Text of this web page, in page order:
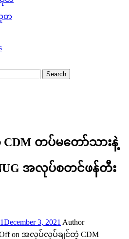
တ
တပ်မတော်သားနဲ့
အလုပ်စတင်ဖန်တီး
December 3, 2021 Author
on အလုပ်လုပ်ချင်တဲ့ CDM